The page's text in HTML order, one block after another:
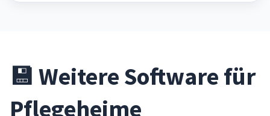
💾 Weitere Software für
Pflegeheime